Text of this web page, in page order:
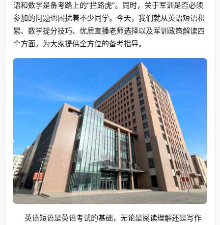
语和数学是备考路上的“拦路虎”。同时，关于军训是否必须
参加的问题也困扰着不少同学。今天，我们就从英语短语积
累、数学提分技巧、优质直播老师选择以及军训政策解读四
个方面，为大家提供全方位的备考指导。
英语短语是英语考试的基础，无论是阅读理解还是写作